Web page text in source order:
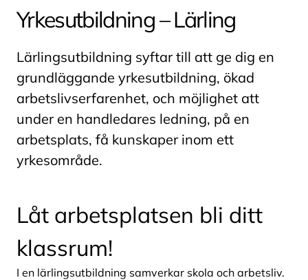
Yrkesutbildning – Lärling
Lärlingsutbildning syftar till att ge dig en
grundläggande yrkesutbildning, ökad
arbetslivserfarenhet, och möjlighet att
under en handledares ledning, på en
arbetsplats, få kunskaper inom ett
yrkesområde.
Låt arbetsplatsen bli ditt
klassrum!
I en lärlingsutbildning samverkar skola och arbetsliv.